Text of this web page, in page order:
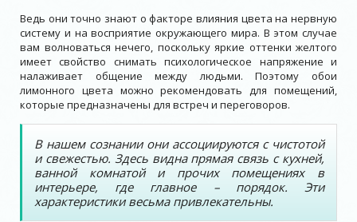
Ведь они точно знают о факторе влияния цвета на нервную
систему и на восприятие окружающего мира. В этом случае
вам волноваться нечего, поскольку яркие оттенки желтого
имеет свойство снимать психологическое напряжение и
налаживает общение между людьми. Поэтому обои
лимонного цвета можно рекомендовать для помещений,
которые предназначены для встреч и переговоров.
В нашем сознании они ассоциируются с чистотой
и свежестью. Здесь видна прямая связь с кухней,
ванной комнатой и прочих помещениях в
интерьере, где главное – порядок. Эти
характеристики весьма привлекательны.